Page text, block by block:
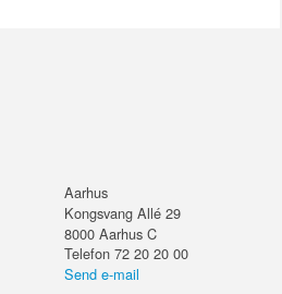
Aarhus
Kongsvang Allé 29
8000 Aarhus C
Telefon 72 20 20 00
Send e-mail